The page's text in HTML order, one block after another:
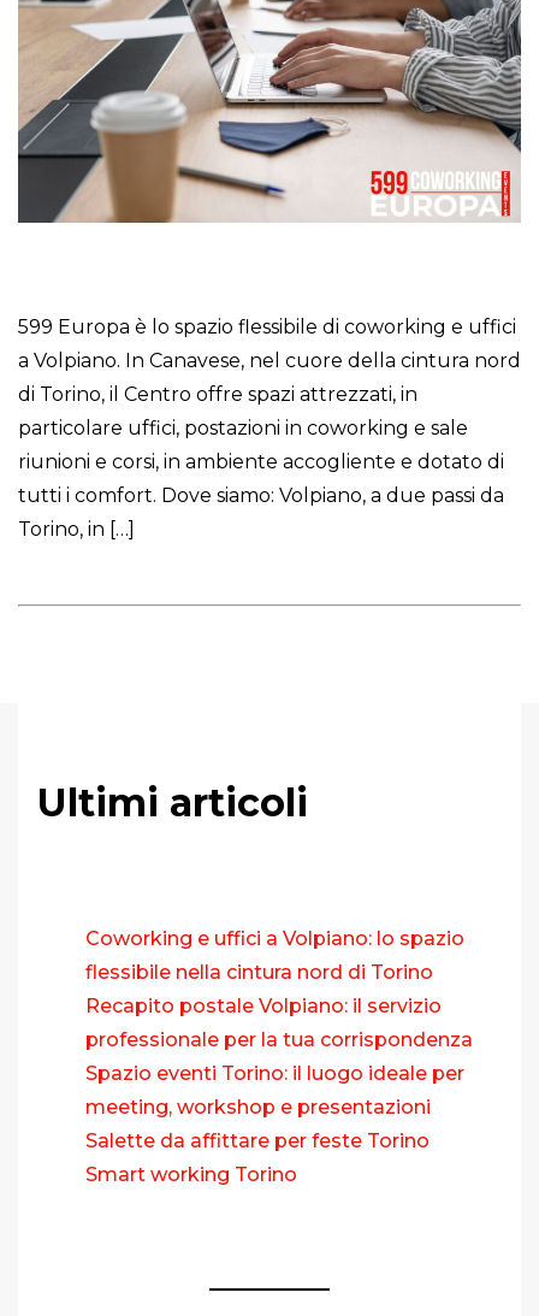
599 Europa è lo spazio flessibile di coworking e uffici
a Volpiano. In Canavese, nel cuore della cintura nord
di Torino, il Centro offre spazi attrezzati, in
particolare uffici, postazioni in coworking e sale
riunioni e corsi, in ambiente accogliente e dotato di
tutti i comfort. Dove siamo: Volpiano, a due passi da
Torino, in […]
Ultimi articoli
Coworking e uffici a Volpiano: lo spazio
flessibile nella cintura nord di Torino
Recapito postale Volpiano: il servizio
professionale per la tua corrispondenza
Spazio eventi Torino: il luogo ideale per
meeting, workshop e presentazioni
Salette da affittare per feste Torino
Smart working Torino